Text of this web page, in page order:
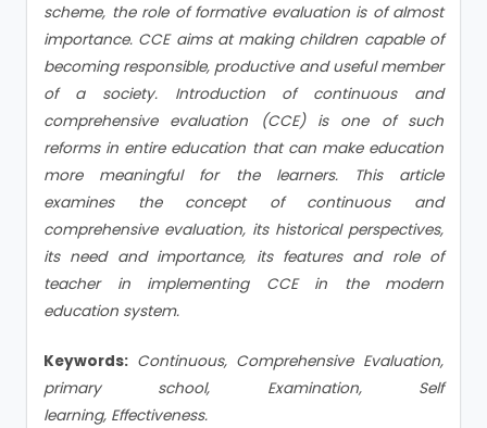
scheme, the role of formative evaluation is of almost
importance. CCE aims at making children capable of
becoming responsible, productive and useful member
of a society. Introduction of continuous and
comprehensive evaluation (CCE) is one of such
reforms in entire education that can make education
more meaningful for the learners. This article
examines the concept of continuous and
comprehensive evaluation, its historical perspectives,
its need and importance, its features and role of
teacher in implementing CCE in the modern
education system.
Keywords: Continuous, Comprehensive Evaluation,
primary school, Examination, Self
learning, Effectiveness.